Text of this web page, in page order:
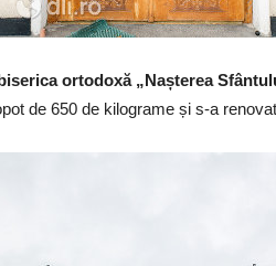
ortodoxă „Nașterea
de 650 de kilograme și s-a